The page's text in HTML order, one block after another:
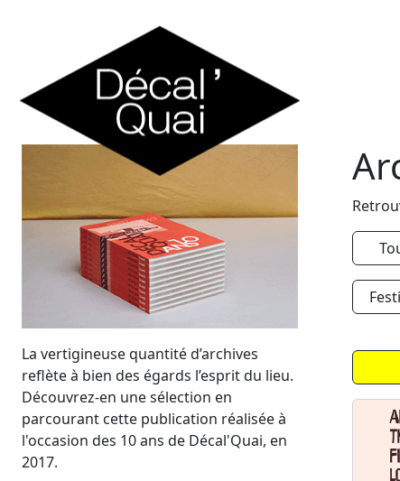
La vertigineuse quantité d’archives
reflète à bien des égards l’esprit du lieu.
Découvrez-en une sélection en
parcourant cette publication réalisée à
l'occasion des 10 ans de Décal'Quai, en
2017.